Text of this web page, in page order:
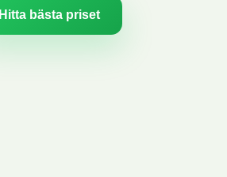
Hitta bästa priset